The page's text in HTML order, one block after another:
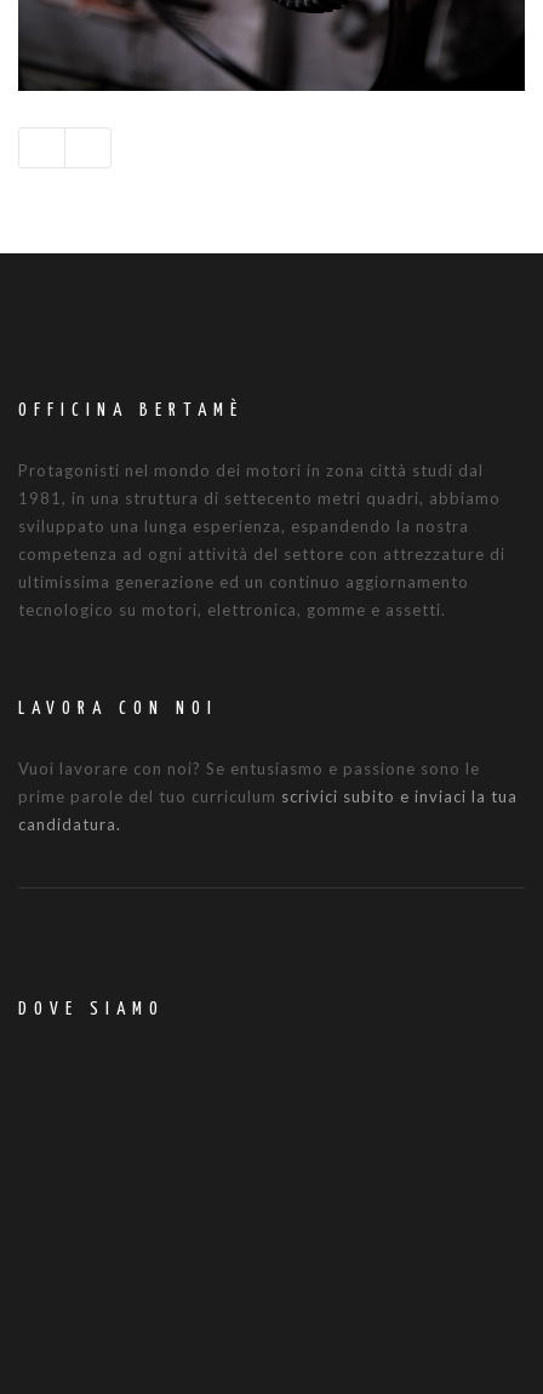
OFFICINA BERTAMÈ
Protagonisti nel mondo dei motori in zona città studi dal
1981, in una struttura di settecento metri quadri, abbiamo
sviluppato una lunga esperienza, espandendo la nostra
competenza ad ogni attività del settore con attrezzature di
ultimissima generazione ed un continuo aggiornamento
tecnologico su motori, elettronica, gomme e assetti.
LAVORA CON NOI
Vuoi lavorare con noi? Se entusiasmo e passione sono le
prime parole del tuo curriculum scrivici subito e inviaci la tua
candidatura.
DOVE SIAMO